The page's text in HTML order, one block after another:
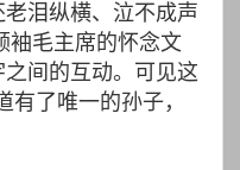
泪纵横、泣不成声
袖毛主席的怀念文
间的互动。可见这
了唯一的孙子，